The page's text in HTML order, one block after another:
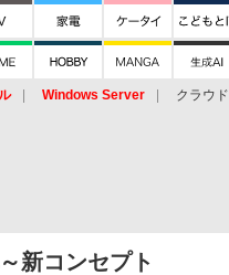
Windows Server クラウド
新コンセプト